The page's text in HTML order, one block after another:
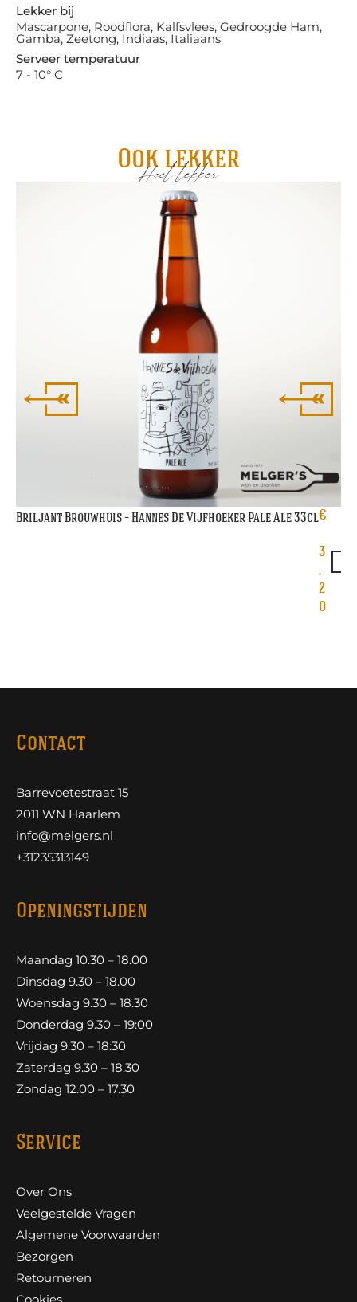
Lekker bij
Mascarpone, Roodflora, Kalfsvlees, Gedroogde Ham,
Gamba, Zeetong, Indiaas, Italiaans
Serveer temperatuur
7 - 10° C
Ook lekker
Heel lekker
Briljant Brouwhuis – Hannes De Vijfhoeker Pale Ale 33cl€
3
,
2
0
Contact
Barrevoetestraat 15
2011 WN Haarlem
info@melgers.nl
+31235313149
Openingstijden
Maandag 10.30 – 18.00
Dinsdag 9.30 – 18.00
Woensdag 9.30 – 18.30
Donderdag 9.30 – 19:00
Vrijdag 9.30 – 18:30
Zaterdag 9.30 – 18.30
Zondag 12.00 – 17.30
Service
Over Ons
Veelgestelde Vragen
Algemene Voorwaarden
Bezorgen
Retourneren